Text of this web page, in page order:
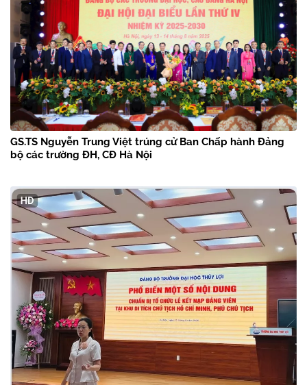
GS.TS Nguyễn Trung Việt trúng cử Ban Chấp hành Đảng
bộ các trường ĐH, CĐ Hà Nội